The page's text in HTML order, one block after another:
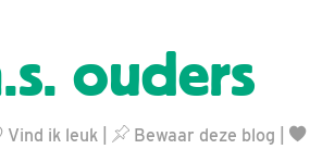
ouders
Vind ik leuk Bewaar deze blog